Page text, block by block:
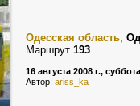
Одесская область,
Маршрут 193
16 августа 2008 г., суббота
Автор: ariss_ka